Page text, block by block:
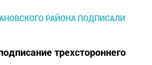
трехстороннего